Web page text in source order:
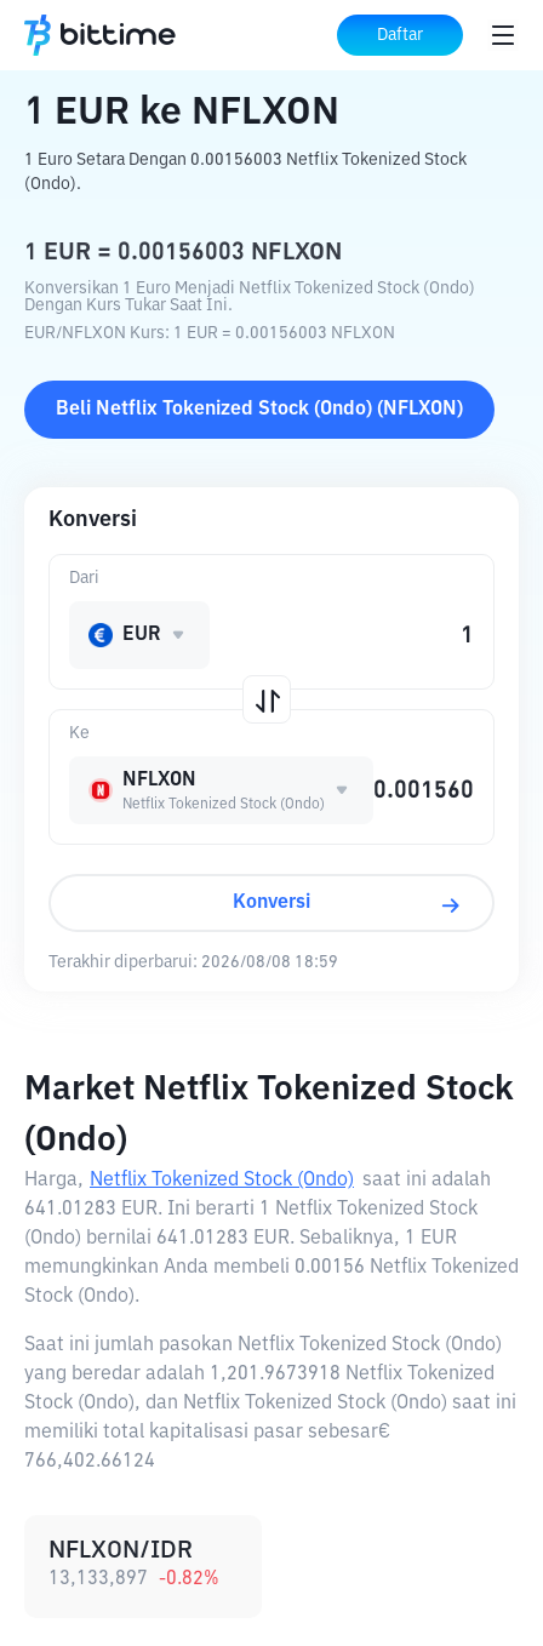
Daftar
Beranda Konverter Kripto ke NFLXON
1 EUR ke NFLXON
1 Euro Setara Dengan 0.00156003 Netflix Tokenized Stock
(Ondo).
1 EUR = 0.00156003 NFLXON
Konversikan 1 Euro Menjadi Netflix Tokenized Stock (Ondo)
Dengan Kurs Tukar Saat Ini.
EUR/NFLXON Kurs: 1 EUR = 0.00156003 NFLXON
Beli Netflix Tokenized Stock (Ondo) ( NFLXON )
Konversi
Ke
NFLXON
Netflix Tokenized Stock (Ondo)
Dari
EUR
Konversi
Terakhir diperbarui: 2026/08/08 18:59
Market Netflix Tokenized Stock
(Ondo)
Harga, Netflix Tokenized Stock (Ondo) saat ini adalah
641.01283 EUR. Ini berarti 1 Netflix Tokenized Stock
(Ondo) bernilai 641.01283 EUR. Sebaliknya, 1 EUR
memungkinkan Anda membeli 0.00156 Netflix Tokenized
Stock (Ondo).
Saat ini jumlah pasokan Netflix Tokenized Stock (Ondo)
yang beredar adalah 1,201.9673918 Netflix Tokenized
Stock (Ondo), dan Netflix Tokenized Stock (Ondo) saat ini
memiliki total kapitalisasi pasar sebesar€
766,402.66124
NFLXON/IDR
13,133,897 -0.82%